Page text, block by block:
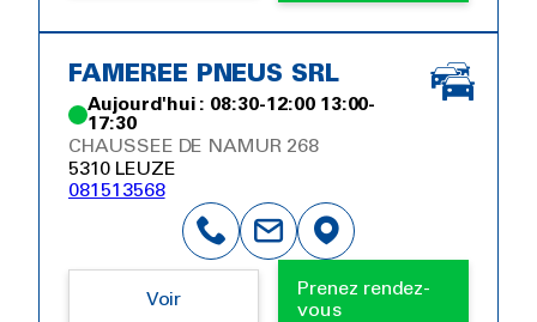
FAMEREE PNEUS SRL
Aujourd'hui : 08:30-12:00 13:00-
17:30
CHAUSSEE DE NAMUR 268
5310 LEUZE
081513568
Voir
Prenez rendez-
vous